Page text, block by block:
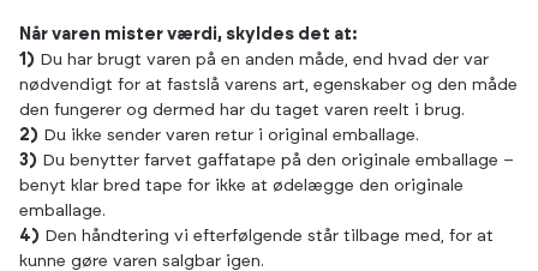
Når varen mister værdi, skyldes det at:
1) Du har brugt varen på en anden måde, end hvad der var
nødvendigt for at fastslå varens art, egenskaber og den måde
den fungerer og dermed har du taget varen reelt i brug.
2) Du ikke sender varen retur i original emballage.
3) Du benytter farvet gaffatape på den originale emballage –
benyt klar bred tape for ikke at ødelægge den originale
emballage.
4) Den håndtering vi efterfølgende står tilbage med, for at
kunne gøre varen salgbar igen.